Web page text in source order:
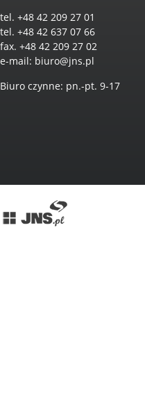
tel. +48 42 209 27 01
tel. +48 42 637 07 66
fax. +48 42 209 27 02
e-mail: biuro@jns.pl
Biuro czynne: pn.-pt. 9-17